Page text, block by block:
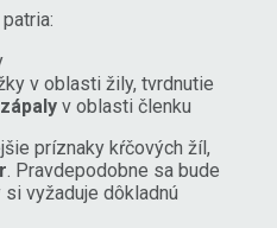
patria:
v oblasti žily, tvrdnutie
zápaly v oblasti členku
príznaky kŕčových žíl,
. Pravdepodobne sa bude
vyžaduje dôkladnú